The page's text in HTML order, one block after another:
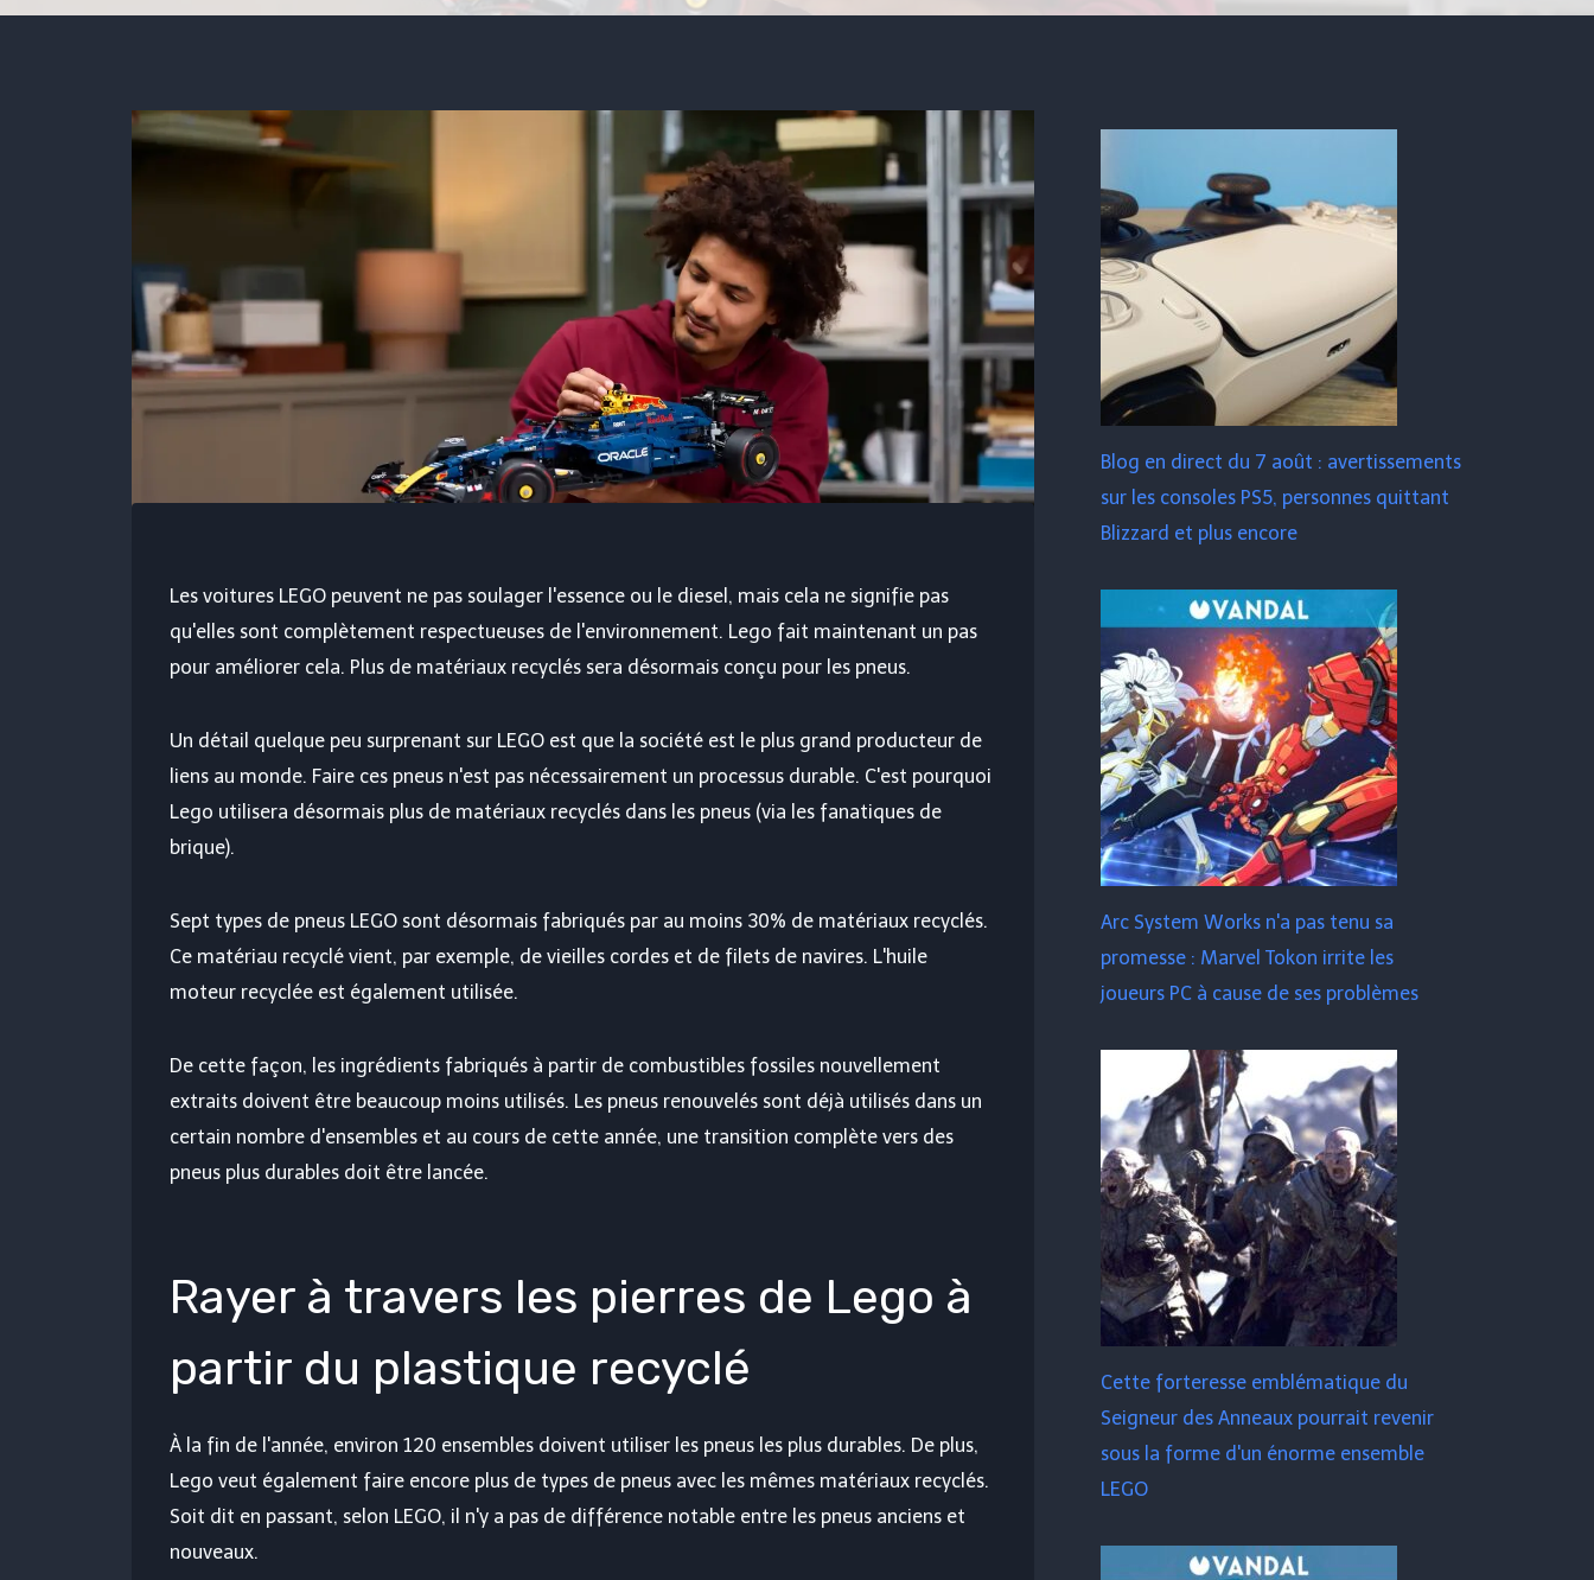
Les voitures LEGO peuvent ne pas soulager l'essence ou le diesel, mais cela ne signifie pas
qu'elles sont complètement respectueuses de l'environnement. Lego fait maintenant un pas
pour améliorer cela. Plus de matériaux recyclés sera désormais conçu pour les pneus.
Un détail quelque peu surprenant sur LEGO est que la société est le plus grand producteur de
liens au monde. Faire ces pneus n'est pas nécessairement un processus durable. C'est pourquoi
Lego utilisera désormais plus de matériaux recyclés dans les pneus (via les fanatiques de
brique).
Sept types de pneus LEGO sont désormais fabriqués par au moins 30% de matériaux recyclés.
Ce matériau recyclé vient, par exemple, de vieilles cordes et de filets de navires. L'huile
moteur recyclée est également utilisée.
De cette façon, les ingrédients fabriqués à partir de combustibles fossiles nouvellement
extraits doivent être beaucoup moins utilisés. Les pneus renouvelés sont déjà utilisés dans un
certain nombre d'ensembles et au cours de cette année, une transition complète vers des
pneus plus durables doit être lancée.
Rayer à travers les pierres de Lego à
partir du plastique recyclé
À la fin de l'année, environ 120 ensembles doivent utiliser les pneus les plus durables. De plus,
Lego veut également faire encore plus de types de pneus avec les mêmes matériaux recyclés.
Soit dit en passant, selon LEGO, il n'y a pas de différence notable entre les pneus anciens et
nouveaux.
Blog en direct du 7 août : avertissements
sur les consoles PS5, personnes quittant
Blizzard et plus encore
Arc System Works n'a pas tenu sa
promesse : Marvel Tokon irrite les
joueurs PC à cause de ses problèmes
Cette forteresse emblématique du
Seigneur des Anneaux pourrait revenir
sous la forme d'un énorme ensemble
LEGO